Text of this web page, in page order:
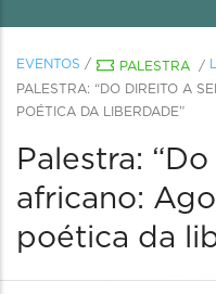
EVENTOS / PALESTRA /
PALESTRA: “DO DIREITO A
POÉTICA DA LIBERDADE”
Palestra:
africano:
poética da